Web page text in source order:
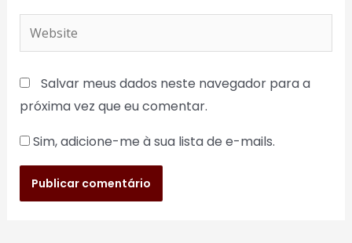
Website
Salvar meus dados neste navegador para a
próxima vez que eu comentar.
Sim, adicione-me à sua lista de e-mails.